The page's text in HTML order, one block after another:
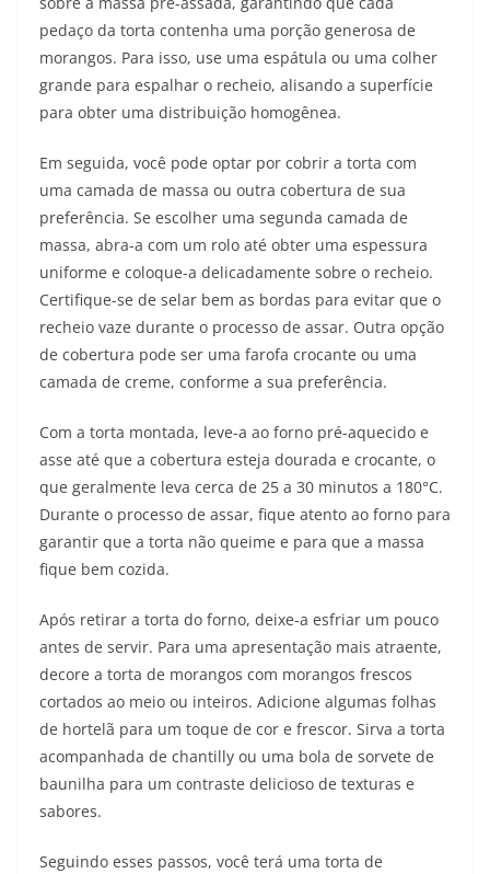
pedaço da torta contenha uma porção generosa de
morangos. Para isso, use uma espátula ou uma colher
grande para espalhar o recheio, alisando a superfície
para obter uma distribuição homogênea.
Em seguida, você pode optar por cobrir a torta com
uma camada de massa ou outra cobertura de sua
preferência. Se escolher uma segunda camada de
massa, abra-a com um rolo até obter uma espessura
uniforme e coloque-a delicadamente sobre o recheio.
Certifique-se de selar bem as bordas para evitar que o
recheio vaze durante o processo de assar. Outra opção
de cobertura pode ser uma farofa crocante ou uma
camada de creme, conforme a sua preferência.
Com a torta montada, leve-a ao forno pré-aquecido e
asse até que a cobertura esteja dourada e crocante, o
que geralmente leva cerca de 25 a 30 minutos a 180°C.
Durante o processo de assar, fique atento ao forno para
garantir que a torta não queime e para que a massa
fique bem cozida.
Após retirar a torta do forno, deixe-a esfriar um pouco
antes de servir. Para uma apresentação mais atraente,
decore a torta de morangos com morangos frescos
cortados ao meio ou inteiros. Adicione algumas folhas
de hortelã para um toque de cor e frescor. Sirva a torta
acompanhada de chantilly ou uma bola de sorvete de
baunilha para um contraste delicioso de texturas e
sabores.
Seguindo esses passos, você terá uma torta de